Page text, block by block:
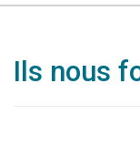
Ils nous